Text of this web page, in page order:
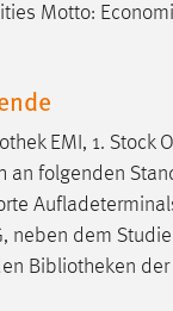
Motto:
EMI, 1. Stock
an folgenden
neben dem
Bibliotheken der
Website.
MIBEW_UserID,